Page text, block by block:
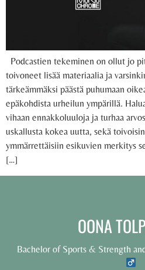
Podcastien tekeminen on ollut jo
toivoneet lisää materiaalia ja
tärkeämmäksi päästä puhumaan
epäkohdista urheilun ympärillä.
vihaan ennakkoluuloja ja turhaa
uskallusta kokea uutta, sekä
ymmärrettäisiin esikuvien merkitys
[…]
OONA
Bachelor of Sports & Strength